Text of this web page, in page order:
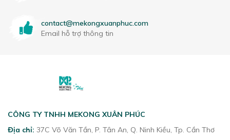
contact@mekongxuanphuc.com
Email hỗ trợ thông tin
CÔNG TY TNHH MEKONG XUÂN PHÚC
Địa chỉ: 37C Võ Văn Tần, P. Tân An, Q. Ninh Kiều, Tp. Cần Thơ